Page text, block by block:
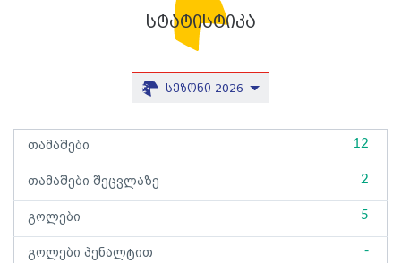
სტატისტიკა
სეზონი 2026
თამაშები 12
თამაშები შეცვლაზე 2
გოლები 5
გოლები პენალტით -